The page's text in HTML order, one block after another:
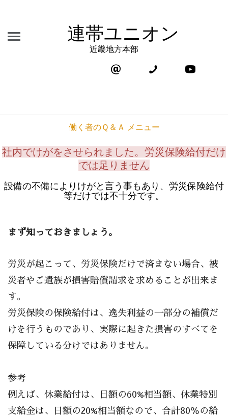
連帯ユニオン
近畿地方本部
働く者のＱ＆Ａ メニュー
社内でけがをさせられました。労災保険給付だけ
では足りません
設備の不備によりけがと言う事もあり、労災保険給付
等だけでは不十分です。
まず知っておきましょう。
労災が起こって、労災保険だけで済まない場合、被
災者やご遺族が損害賠償請求を求めることが出来ま
す。
労災保険の保険給付は、逸失利益の一部分の補償だ
けを行うものであり、実際に起きた損害のすべてを
保障している分けではありません。
参考
例えば、休業給付は、日額の60%相当額、休業特別
支給金は、日額の20%相当額なので、合計80％の給